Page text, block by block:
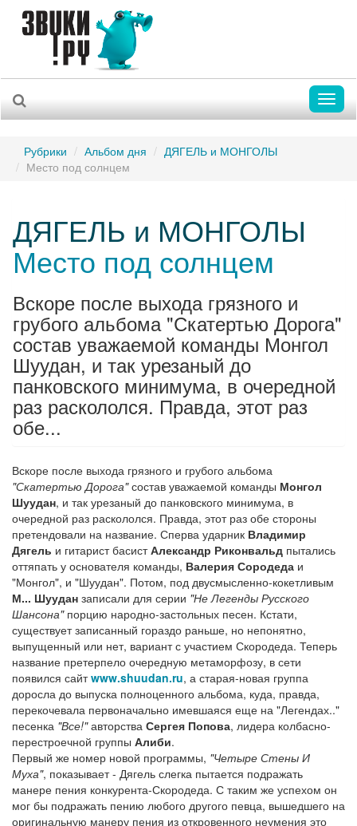
Рубрики Альбом дня
ДЯГЕЛЬ и МОНГОЛЫ
Место под солнцем
ДЯГЕЛЬ и МОНГОЛЫ
Место под солнцем
Вскоре после выхода грязного и
грубого альбома "Скатертью Дорога"
состав уважаемой команды Монгол
Шуудан, и так урезаный до
панковского минимума, в очередной
раз раскололся. Правда, этот раз
обе...
Вскоре после выхода грязного и грубого альбома
"Скатертью Дорога"состав уважаемой команды Монгол
Шуудан, и так урезаный до панковского минимума, в
очередной раз раскололся. Правда, этот раз обе стороны
претендовали на название. Сперва ударник Владимир
Дягель и гитарист басистАлександр Риконвальд пытались
оттяпать у основателя команды, Валерия Сородеда и
"Монгол", и "Шуудан". Потом, под двусмысленно-кокетливым
М... Шуудан записали для серии "Не Легенды Русского
Шансона"порцию народно-застольных песен. Кстати,
существует записанный гораздо раньше, но непонятно,
выпущенный или нет, вариант с участием Скородеда. Теперь
название претерпело очередную метаморфозу, в сети
появился сайтwww.shuudan.ru, а старая-новая группа
доросла до выпуска полноценного альбома, куда, правда,
перекочевала первоначально имевшаяся еще на "Легендах.."
песенка "Все!"авторства Сергея Попова, лидера колбасно-
перестроечной группы Алиби.
Первый же номер новой программы, "Четыре Стены И
Муха", показывает - Дягель слегка пытается подражать
манере пения конкурента-Скородеда. С таким же успехом он
мог бы подражать пению любого другого певца, вышедшего на
оригинальную манеру пения из откровенного неумения это